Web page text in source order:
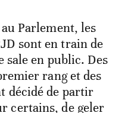
Parlement, les
sont en train de
sale en public. Des
rang et des
décidé de partir
certains, de geler